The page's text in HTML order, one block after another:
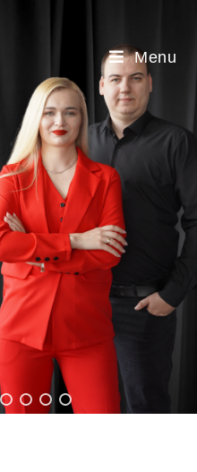
Menu